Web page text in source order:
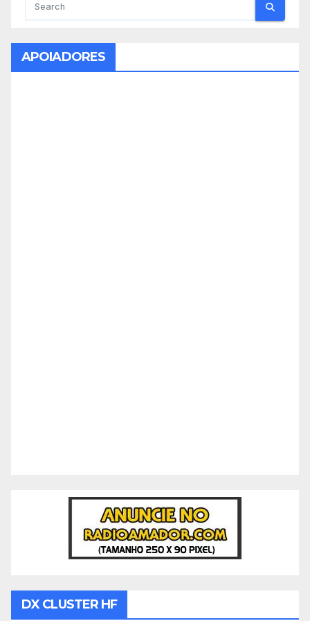
APOIADORES
DX CLUSTER HF